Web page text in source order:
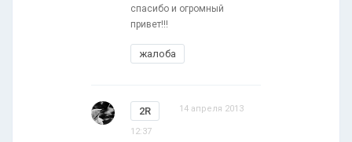
спасибо и огромный
привет!!!
жалоба
2R 14 апреля 2013
12:37